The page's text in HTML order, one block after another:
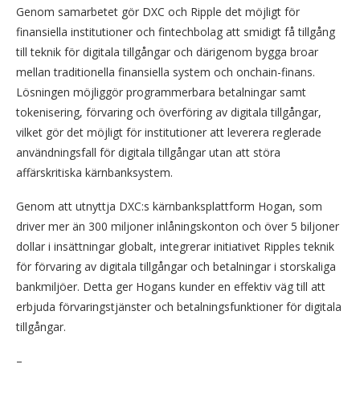
Genom samarbetet gör DXC och Ripple det möjligt för
finansiella institutioner och fintechbolag att smidigt få tillgång
till teknik för digitala tillgångar och därigenom bygga broar
mellan traditionella finansiella system och onchain-finans.
Lösningen möjliggör programmerbara betalningar samt
tokenisering, förvaring och överföring av digitala tillgångar,
vilket gör det möjligt för institutioner att leverera reglerade
användningsfall för digitala tillgångar utan att störa
affärskritiska kärnbanksystem.
Genom att utnyttja DXC:s kärnbanksplattform Hogan, som
driver mer än 300 miljoner inlåningskonton och över 5 biljoner
dollar i insättningar globalt, integrerar initiativet Ripp­les teknik
för förvaring av digitala tillgångar och betalningar i storskaliga
bankmiljöer. Detta ger Hogans kunder en effektiv väg till att
erbjuda förvaringstjänster och betalningsfunktioner för digitala
tillgångar.
–